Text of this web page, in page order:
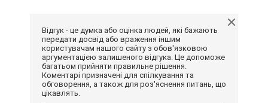
Відгук - це думка або оцінка людей, які бажають
передати досвід або враження іншим
користувачам нашого сайту з обов'язковою
аргументацією залишеного відгука. Це допоможе
багатьом прийняти правильне рішення.
Коментарі призначені для спілкування та
обговорення, а також для роз'яснення питань, що
цікавлять.